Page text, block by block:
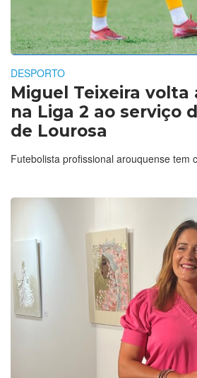
DESPORTO
Miguel Teixeira
na Liga 2 ao serviço
de Lourosa
Futebolista profissional arouquense tem